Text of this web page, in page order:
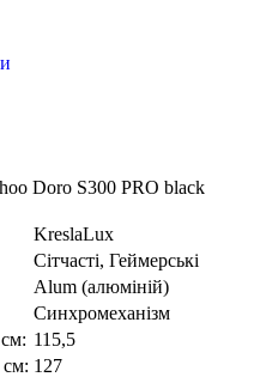
Doro S300 PRO black
KreslaLux
Сітчасті, Геймерські
Alum (алюміній)
Синхромеханізм
115,5
127